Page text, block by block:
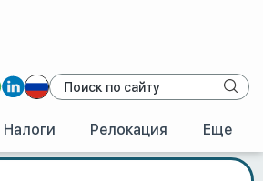
Налоги Релокация Еще